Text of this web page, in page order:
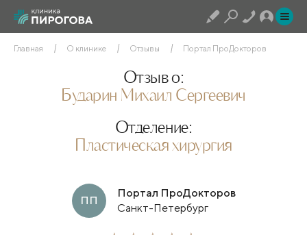
Главная О клинике Отзывы Портал ПроДокторов
Отзыв о:
Бударин Михаил Сергеевич
Отделение:
Пластическая хирургия
ПП
Портал ПроДокторов
Санкт-Петербург